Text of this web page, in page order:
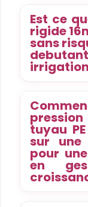
Est ce
rigide
sans
tuyau
sur une
pour
en